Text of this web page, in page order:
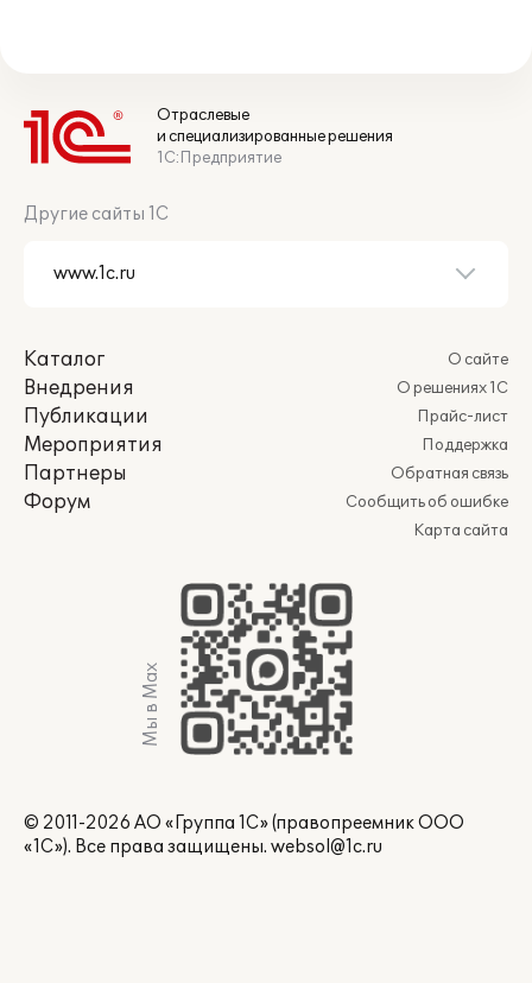
Отраслевые
и специализированные решения
1С:Предприятие
Другие сайты 1С
Каталог
Внедрения
Публикации
Мероприятия
Партнеры
Форум
О сайте
О решениях 1С
Прайс-лист
Поддержка
Обратная связь
Сообщить об ошибке
Карта сайта
Мы в Max
© 2011-2026 АО «Группа 1С» (правопреемник ООО
«1С»). Все права защищены. websol@1c.ru